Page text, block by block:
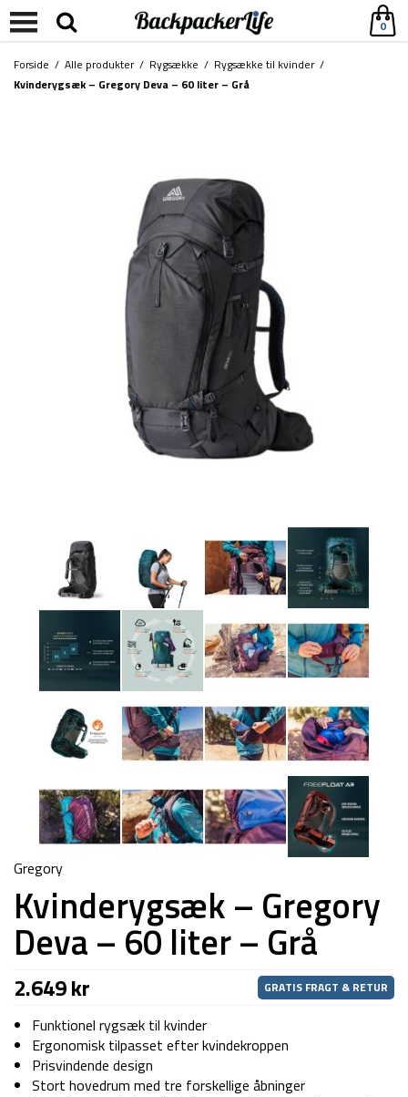
0
Forside / Alle produkter/ Rygsække / Rygsække til kvinder/
Kvinderygsæk – Gregory Deva – 60 liter – Grå
Gregory
Kvinderygsæk – Gregory
Deva – 60 liter – Grå
2.649kr GRATIS FRAGT & RETUR
Funktionel rygsæk til kvinder
Ergonomisk tilpasset efter kvindekroppen
Prisvindende design
Stort hovedrum med tre forskellige åbninger